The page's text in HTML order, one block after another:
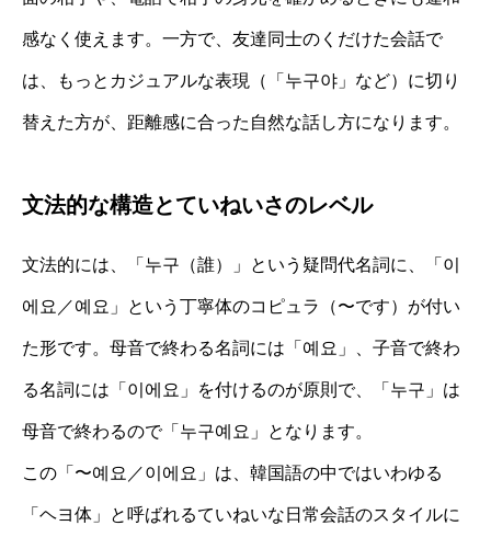
感なく使えます。一方で、友達同士のくだけた会話で
は、もっとカジュアルな表現（「누구야」など）に切り
替えた方が、距離感に合った自然な話し方になります。
文法的な構造とていねいさのレベル
文法的には、「누구（誰）」という疑問代名詞に、「이
에요／예요」という丁寧体のコピュラ（〜です）が付い
た形です。母音で終わる名詞には「예요」、子音で終わ
る名詞には「이에요」を付けるのが原則で、「누구」は
母音で終わるので「누구예요」となります。
この「〜예요／이에요」は、韓国語の中ではいわゆる
「ヘヨ体」と呼ばれるていねいな日常会話のスタイルに